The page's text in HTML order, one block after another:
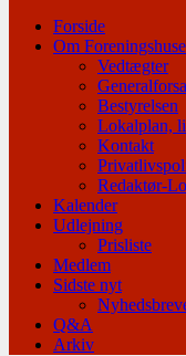
Forside
Om
Vedtægter
Bestyrelsen
Lokalplan,
Kontakt
Redaktør-
Kalender
Udlejning
Prisliste
Medlem
Sidste nyt
Q&A
Arkiv